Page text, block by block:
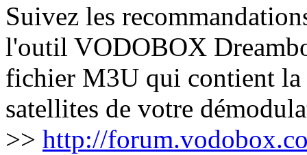
Suivez les
l'outil VODOBOX
fichier M3U qui contient
satellites de votre
>> http://